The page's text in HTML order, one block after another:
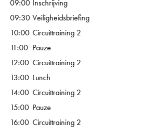
09:00 Inschrijving
09:30 Veiligheidsbriefing
10:00 Circuittraining 2
11:00 Pauze
12:00 Circuittraining 2
13:00 Lunch
14:00 Circuittraining 2
15:00 Pauze
16:00 Circuittraining 2